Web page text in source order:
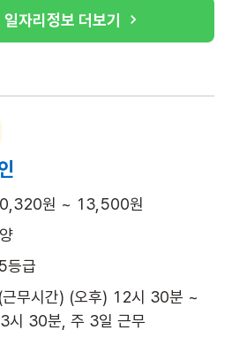
일자리정보 더보기
원 ~ 13,500원
등급
근무시간) (오후) 12시 30분 ~
시 30분, 주 3일 근무